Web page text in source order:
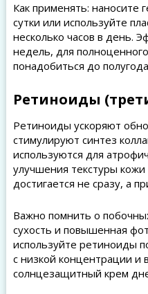
Как применять: наносите
сутки или используйте
несколько часов в день.
недель, для
понадобиться до
Ретиноиды
Ретиноиды ускоряют
стимулируют синтез
используются для
улучшения текстуры кожи
достигается не сразу, а
Важно помнить о
сухость и повышенная
используйте ретиноиды
с низкой концентрации и
солнцезащитный крем